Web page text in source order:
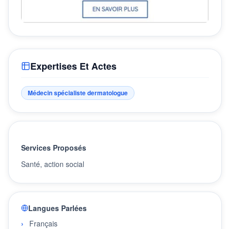
Expertises Et Actes
Médecin spécialiste dermatologue
Services Proposés
Santé, action social
Langues Parlées
Français